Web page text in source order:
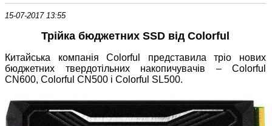
15-07-2017 13:55
Трійка бюджетних SSD від Colorful
Китайська компанія Colorful представила тріо нових
бюджетних твердотільних накопичувачів – Colorful
CN600, Colorful CN500 і Colorful SL500.